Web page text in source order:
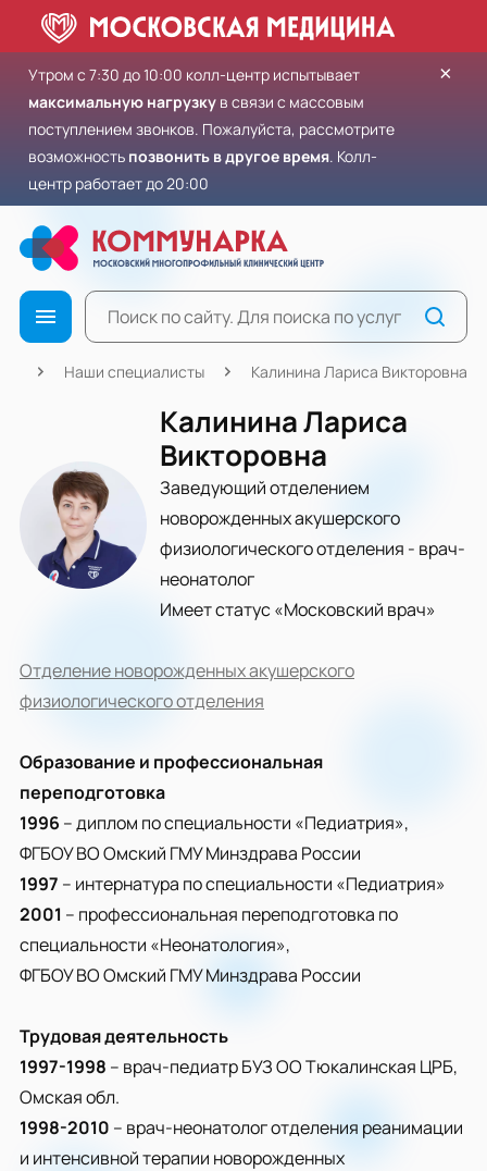
Утром с 7:30 до 10:00 колл-центр испытывает
максимальную нагрузку в связи с массовым
поступлением звонков. Пожалуйста, рассмотрите
возможность позвонить в другое время. Колл-
центр работает до 20:00
×
Наши специалисты Калинина Лариса Викторовна
Калинина Лариса
Викторовна
Заведующий отделением
новорожденных акушерского
физиологического отделения - врач-
неонатолог
Имеет статус «Московский врач»
Отделение новорожденных акушерского
физиологического отделения
Образование и профессиональная
переподготовка
1996 – диплом по специальности «Педиатрия»,
ФГБОУ ВО Омский ГМУ Минздрава России
1997 – интернатура по специальности «Педиатрия»
2001 – профессиональная переподготовка по
специальности «Неонатология»,
ФГБОУ ВО Омский ГМУ Минздрава России
Трудовая деятельность
1997-1998 – врач-педиатр БУЗ ОО Тюкалинская ЦРБ,
Омская обл.
1998-2010 – врач-неонатолог отделения реанимации
и интенсивной терапии новорожденных